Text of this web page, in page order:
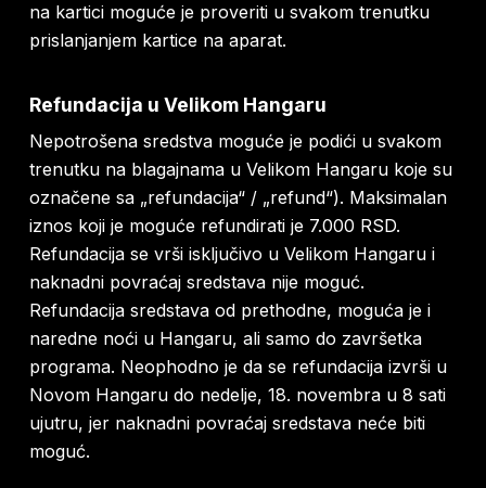
na kartici moguće je proveriti u svakom trenutku
prislanjanjem kartice na aparat.
Refundacija u Velikom Hangaru
Nepotrošena sredstva moguće je podići u svakom
trenutku na blagajnama u Velikom Hangaru koje su
označene sa „refundacija“ / „refund“). Maksimalan
iznos koji je moguće refundirati je 7.000 RSD.
Refundacija se vrši isključivo u Velikom Hangaru i
naknadni povraćaj sredstava nije moguć.
Refundacija sredstava od prethodne, moguća je i
naredne noći u Hangaru, ali samo do završetka
programa. Neophodno je da se refundacija izvrši u
Novom Hangaru do nedelje, 18. novembra u 8 sati
ujutru, jer naknadni povraćaj sredstava neće biti
moguć.